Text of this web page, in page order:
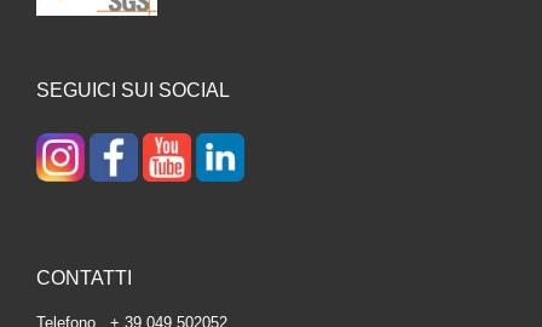
SEGUICI SUI SOCIAL
CONTATTI
Telefono + 39 049 502052